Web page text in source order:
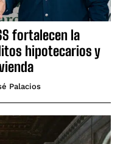
fortalecen la
hipotecarios y
Palacios